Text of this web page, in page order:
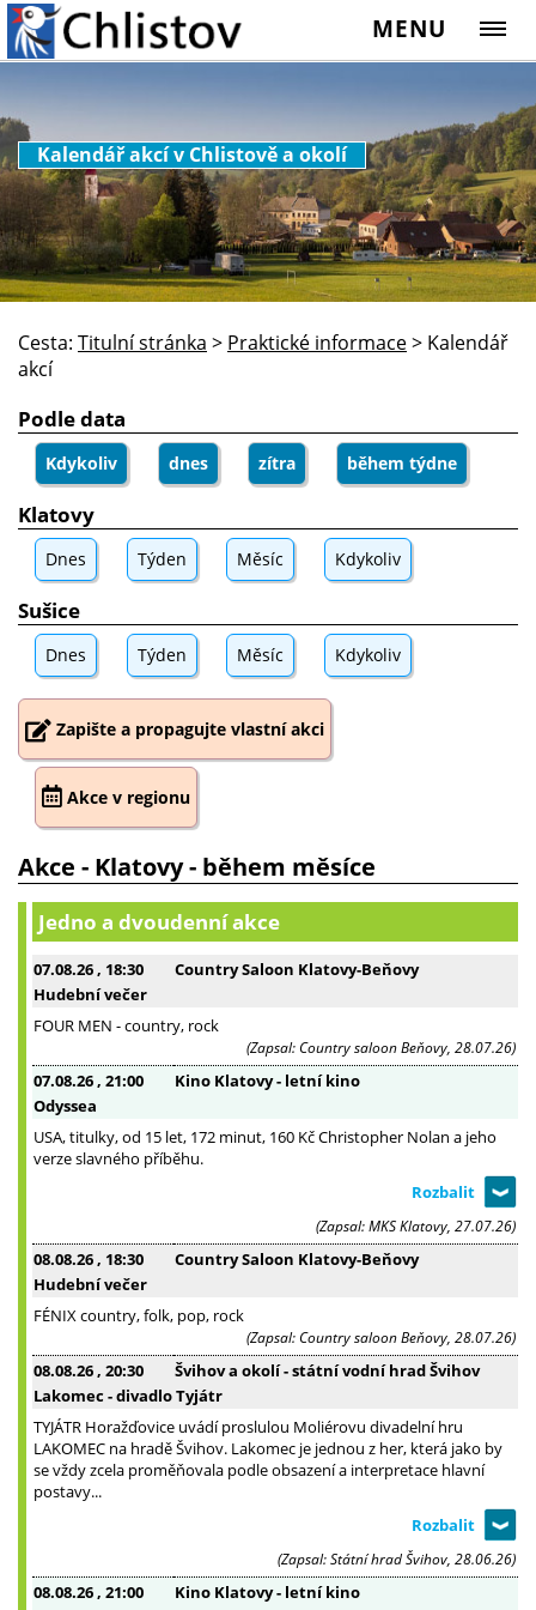
MENU
Kalendář akcí v Chlistově a okolí
Cesta: Titulní stránka > Praktické informace> Kalendář
akcí
Podle data
Kdykoliv dnes zítra během týdne
Klatovy
Dnes Týden Měsíc Kdykoliv
Sušice
Dnes Týden Měsíc Kdykoliv
Zapište a propagujte vlastní akci
Akce v regionu
Akce - Klatovy - během měsíce
Jedno a dvoudenní akce
07.08.26 , 18:30
Country Saloon Klatovy-Beňovy
Hudební večer
FOUR MEN - country, rock
(Zapsal: Country saloon Beňovy, 28.07.26)
07.08.26 , 21:00
Kino Klatovy - letní kino
Odyssea
USA, titulky, od 15 let, 172 minut, 160 Kč Christopher Nolan a jeho
verze slavného příběhu.
(Zapsal: MKS Klatovy, 27.07.26)
08.08.26 , 18:30
Country Saloon Klatovy-Beňovy
Hudební večer
FÉNIX country, folk, pop, rock
(Zapsal: Country saloon Beňovy, 28.07.26)
08.08.26 , 20:30
Švihov a okolí - státní vodní hrad Švihov
Lakomec - divadlo Tyjátr
TYJÁTR Horažďovice uvádí proslulou Moliérovu divadelní hru
LAKOMEC na hradě Švihov. Lakomec je jednou z her, která jako by
se vždy zcela proměňovala podle obsazení a interpretace hlavní
postavy...
(Zapsal: Státní hrad Švihov, 28.06.26)
08.08.26 , 21:00
Kino Klatovy - letní kino